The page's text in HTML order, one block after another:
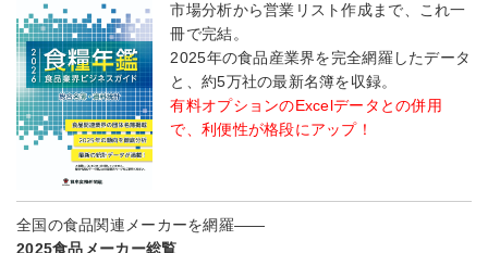
市場分析から営業リスト作成まで、これ一
冊で完結。
2025年の食品産業界を完全網羅したデータ
と、約5万社の最新名簿を収録。
有料オプションのExcelデータとの併用
で、利便性が格段にアップ！
全国の食品関連メーカーを網羅――
2025食品メーカー総覧